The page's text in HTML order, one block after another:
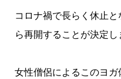
コロナ禍で長らく休止
ら再開することが決定し
女性僧侶によるこのヨ